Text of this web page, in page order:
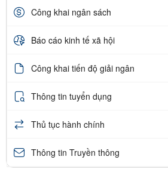
Công khai ngân sách
Báo cáo kinh tế xã hội
Công khai tiến độ giải ngân
Thông tin tuyển dụng
Thủ tục hành chính
Thông tin Truyền thông